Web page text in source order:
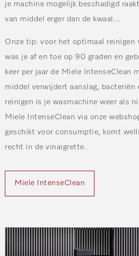
je machine mogelijk beschadigd
van middel erger dan de kwaal…
Onze tip: voor het optimaal reinigen
was je af en toe op 90 graden en
keer per jaar de Miele IntenseClean
middel verwijdert aanslag, bacteriën
reinigen is je wasmachine weer als
Miele IntenseClean via onze
geschikt voor consumptie, komt
recht in de vinaigrette.
Miele IntenseClean